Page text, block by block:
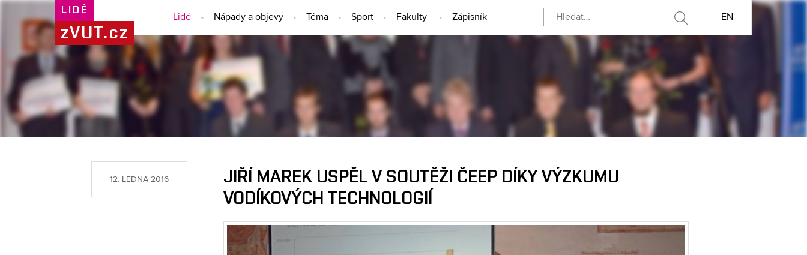
LIDÉ
zVUT.cz
Lidé Nápady a objevy Téma Sport Fakulty Zápisník EN
LIDÉ
12. LEDNA 2016
JIŘÍ MAREK USPĚL V SOUTĚŽI ČEEP DÍKY VÝZKUMU
VODÍKOVÝCH TECHNOLOGIÍ